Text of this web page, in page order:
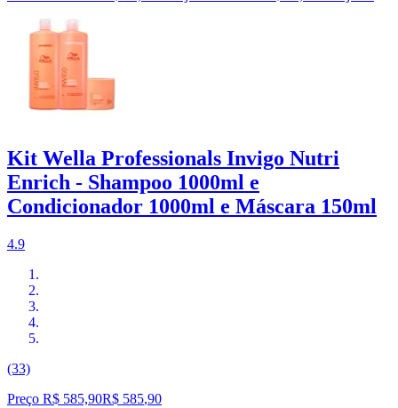
Kit Wella Professionals Invigo Nutri
Enrich - Shampoo 1000ml e
Condicionador 1000ml e Máscara 150ml
4.9
(33)
Preço R$ 585,90R$ 585,90